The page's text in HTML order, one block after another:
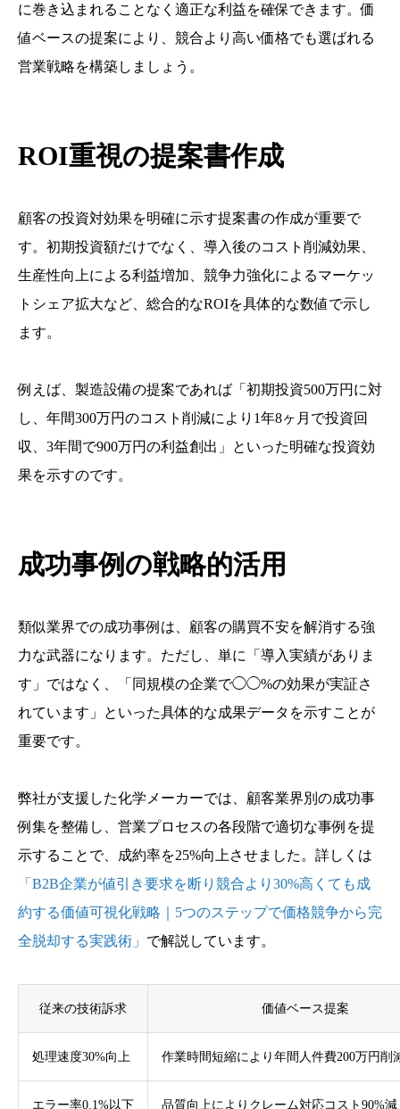
に巻き込まれることなく適正な利益を確保できます。価
値ベースの提案により、競合より高い価格でも選ばれる
営業戦略を構築しましょう。
ROI重視の提案書作成
顧客の投資対効果を明確に示す提案書の作成が重要で
す。初期投資額だけでなく、導入後のコスト削減効果、
生産性向上による利益増加、競争力強化によるマーケッ
トシェア拡大など、総合的なROIを具体的な数値で示し
ます。
例えば、製造設備の提案であれば「初期投資500万円に対
し、年間300万円のコスト削減により1年8ヶ月で投資回
収、3年間で900万円の利益創出」といった明確な投資効
果を示すのです。
成功事例の戦略的活用
類似業界での成功事例は、顧客の購買不安を解消する強
力な武器になります。ただし、単に「導入実績がありま
す」ではなく、「同規模の企業で◯◯%の効果が実証さ
れています」といった具体的な成果データを示すことが
重要です。
弊社が支援した化学メーカーでは、顧客業界別の成功事
例集を整備し、営業プロセスの各段階で適切な事例を提
示することで、成約率を25%向上させました。詳しくは
「B2B企業が値引き要求を断り競合より30%高くても成
約する価値可視化戦略｜5つのステップで価格競争から完
全脱却する実践術」 で解説しています。
従来の技術訴求 価値ベース提案
処理速度30%向上 作業時間短縮により年間人件費200万円削
エラー率0.1%以下 品質向上によりクレーム対応コスト90%減